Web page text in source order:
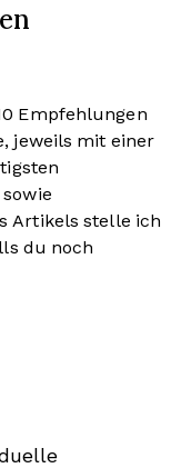
Empfehlungen
jeweils mit einer
Artikels stelle ich
du noch